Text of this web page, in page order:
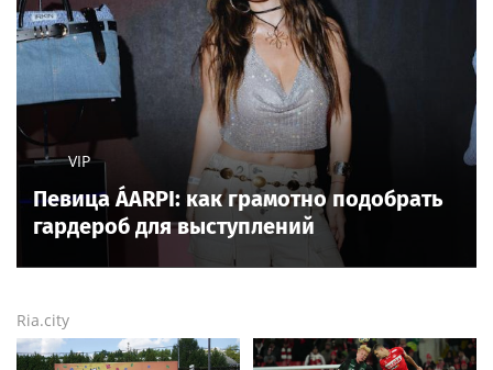
VIP
Певица ÁARPI: как грамотно подобрать
гардероб для выступлений
Ria.city